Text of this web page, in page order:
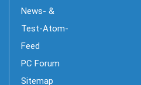
News- &
Test-Atom-
Feed
PC Forum
Sitemap